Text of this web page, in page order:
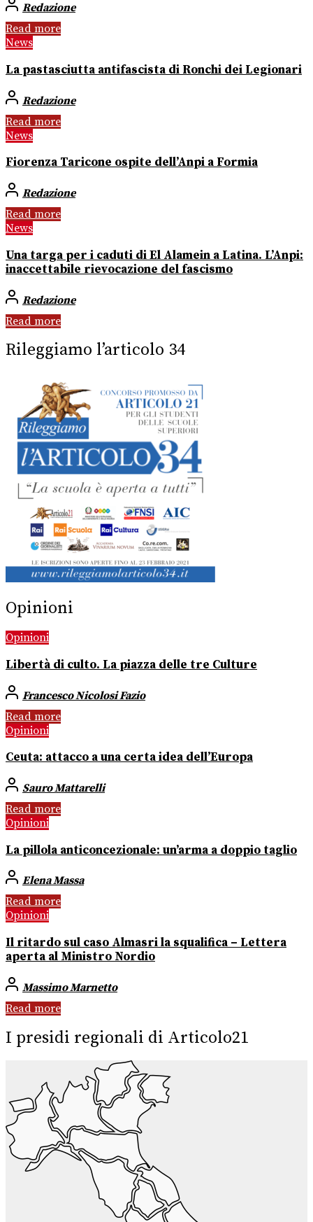
Redazione
Read more
News
La pastasciutta antifascista di Ronchi dei Legionari
Redazione
Read more
News
Fiorenza Taricone ospite dell’Anpi a Formia
Redazione
Read more
News
Una targa per i caduti di El Alamein a Latina. L’Anpi:
inaccettabile rievocazione del fascismo
Redazione
Read more
Rileggiamo l’articolo 34
Opinioni
Opinioni
Libertà di culto. La piazza delle tre Culture
Francesco Nicolosi Fazio
Read more
Opinioni
Ceuta: attacco a una certa idea dell’Europa
Sauro Mattarelli
Read more
Opinioni
La pillola anticoncezionale: un’arma a doppio taglio
Elena Massa
Read more
Opinioni
Il ritardo sul caso Almasri la squalifica – Lettera
aperta al Ministro Nordio
Massimo Marnetto
Read more
I presidi regionali di Articolo21